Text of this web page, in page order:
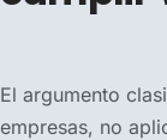
El argumento
empresas, no